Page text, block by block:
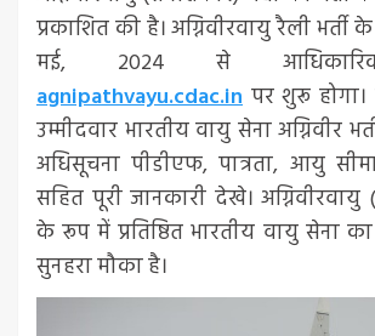
प्रकाशित की है। अग्निवीरवायु रैली
मई, 2024 से
agnipathvayu.cdac.in पर शुरू
उम्मीदवार भारतीय वायु सेना अग्निवीर
अधिसूचना पीडीएफ, पात्रता, आयु
सहित पूरी जानकारी देखे।
के रूप में प्रतिष्ठित भारतीय वायु सेना
सुनहरा मौका है।